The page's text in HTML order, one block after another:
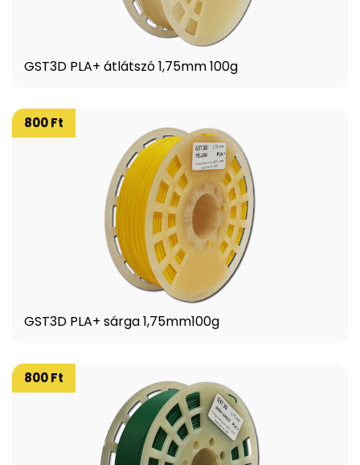
GST3D PLA+ átlátszó 1,75mm 100g
GST3D PLA+ sárga 1,75mm100g
800 Ft
800 Ft